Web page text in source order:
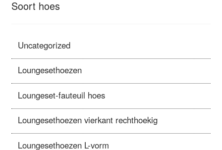
Soort hoes
Uncategorized
Loungesethoezen
Loungeset-fauteuil hoes
Loungesethoezen vierkant rechthoekig
Loungesethoezen L-vorm